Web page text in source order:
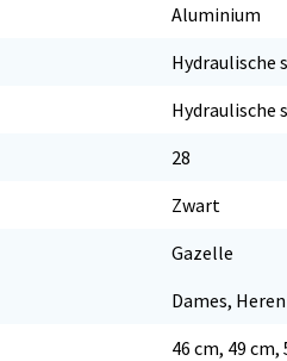
Aluminium
Hydraulische
Hydraulische
28
Zwart
Gazelle
Dames, Heren
46 cm, 49 cm,